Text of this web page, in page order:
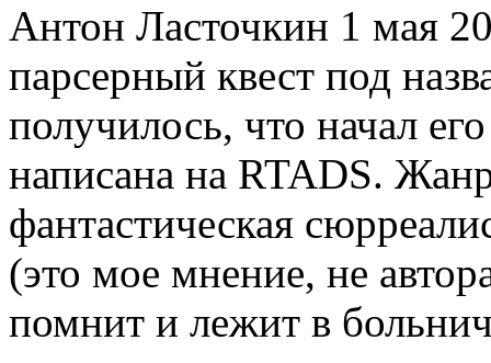
Антон Ласточкин 1 мая
парсерный квест под
получилось, что начал
написана на RTADS.
фантастическая
(это мое мнение, не
помнит и лежит в